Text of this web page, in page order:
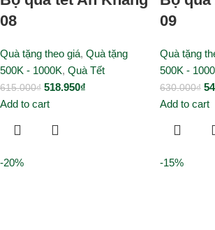
08
Quà tặng theo giá, Quà tặng
500K - 1000K, Quà Tết
615.000₫ 518.950₫
Add to cart
09
Quà tặng
500K -
630.000₫
Add to cart
-20% -15%